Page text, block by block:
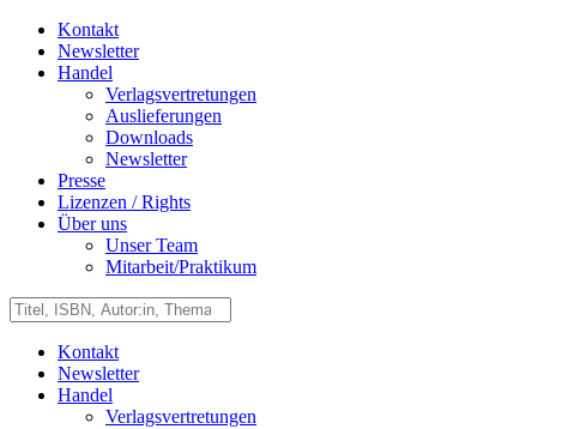
Kontakt
Newsletter
Handel
Verlagsvertretungen
Auslieferungen
Downloads
Newsletter
Presse
Lizenzen / Rights
Über uns
Unser Team
Mitarbeit/Praktikum
Kontakt
Newsletter
Handel
Verlagsvertretungen